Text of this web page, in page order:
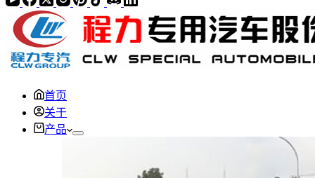
首页
关于
产品